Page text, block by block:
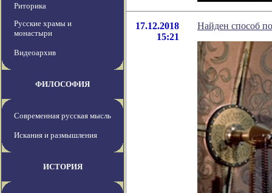
Риторика
Русские храмы и
монастыри
Видеоархив
ФИЛОСОФИЯ
Современная русская мысль
Искания и размышления
ИСТОРИЯ
17.12.2018
15:21
Найден способ